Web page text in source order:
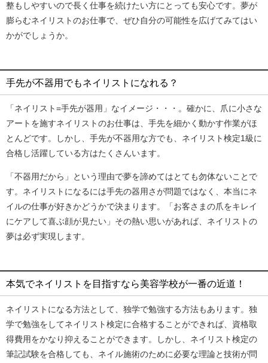
整もしやすいので長く仕事を続けたい方にとっても安心です。夢が
膨らむネイリストのお仕事で、ぜひ自分の可能性を広げてみてはい
かがでしょうか。
手先が不器用でもネイリストになれる？
「ネイリスト=手先が器用」なイメージ・・・。確かに、爪に小さな
アートを施すネイリストのお仕事は、手先を細かく動かす作業がほ
とんどです。しかし、手先が不器用な方でも、ネイリスト検定1級に
合格し活躍している方はたくさんいます。
「不器用だから」という理由で夢を諦めてはとても勿体ないことで
す。ネイリストになるには手先の器用さが問題ではなく、本当にネ
イルの仕事が好きかどうかで決まります。「お客さまの爪をキレイ
にケアして喜ぶ顔が見たい」その熱い思いがあれば、ネイリストの
夢は必ず実現します。
本気でネイリストを目指すなら美容学校が一番の近道！
ネイリストになる方法として、独学で勉強する方法もあります。独
学で勉強をしてネイリスト検定に合格することができれば、資格取
得費用をかなり抑えることができます。しかし、ネイリスト検定の
筆記試験を合格しても、ネイル施術のために必要な理論と技術が問